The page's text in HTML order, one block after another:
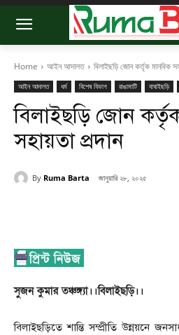
Home আইন আদালত বিলাইছড়ি জোন কর্তৃক মানবিক
আইন আদালত ধর্ম বিশেষ বিভাগ রাঙামাটি বাঘাইছড়ি
বিলাইছড়ি জোন
সহায়তা প্রদান
By Ruma Barta জানুয়ারি ২৮, ২০২৫
সুজন কুমার তঞ্চঙ্গ্যা।।বিলাইছড়ি।।
বিলাইছড়িতে শান্তি সম্প্রীতি উন্নয়নে